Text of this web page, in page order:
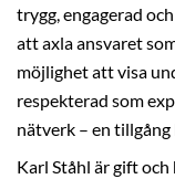
trygg, engagerad
att axla ansvaret
möjlighet att visa
respekterad som
nätverk – en tillgång
Karl Ståhl är gift